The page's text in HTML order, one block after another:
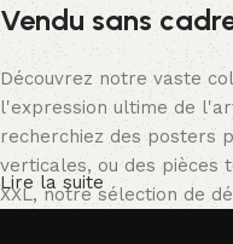
Vendu sans
Découvrez notre vaste
l'expression ultime de
recherchiez des posters
verticales, ou des pièces
XXL, notre sélection de
Lire la suite